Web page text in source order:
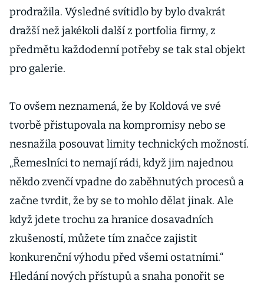
prodražila. Výsledné svítidlo by bylo dvakrát
dražší než jakékoli další z portfolia firmy, z
předmětu každodenní potřeby se tak stal objekt
pro galerie.
To ovšem neznamená, že by Koldová ve své
tvorbě přistupovala na kompromisy nebo se
nesnažila posouvat limity technických možností.
„Řemeslníci to nemají rádi, když jim najednou
někdo zvenčí vpadne do zaběhnutých procesů a
začne tvrdit, že by se to mohlo dělat jinak. Ale
když jdete trochu za hranice dosavadních
zkušeností, můžete tím značce zajistit
konkurenční výhodu před všemi ostatními.“
Hledání nových přístupů a snaha ponořit se